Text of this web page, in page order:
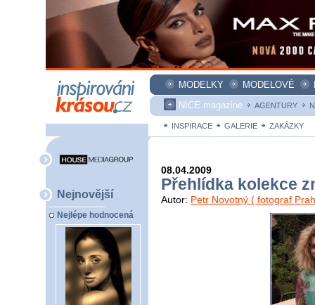
MODELKY MODELOVÉ
NICE magazine
AGENTURY
INSPIRACE GALERIE ZAKÁZKY
Nejnovější
Nejlépe hodnocená
08.04.2009
Přehlídka kolekce
Autor: Petr Novotný ( fotograf